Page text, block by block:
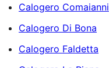
Calogero Comaianni
Calogero Di Bona
Calogero Faldetta